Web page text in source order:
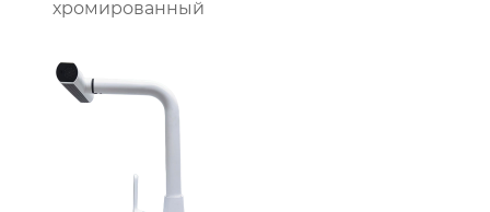
хромированный